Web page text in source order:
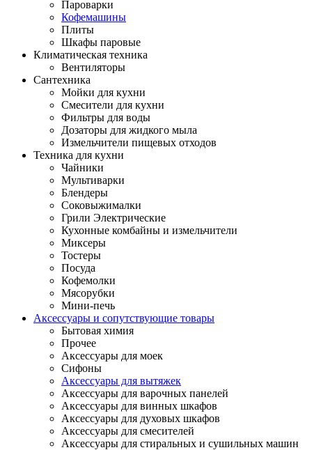
Пароварки
Кофемашины
Плиты
Шкафы паровые
Климатическая техника
Вентиляторы
Сантехника
Мойки для кухни
Смесители для кухни
Фильтры для воды
Дозаторы для жидкого мыла
Измельчители пищевых отходов
Техника для кухни
Чайники
Мультиварки
Блендеры
Соковыжималки
Грили Электрические
Кухонные комбайны и измельчители
Миксеры
Тостеры
Посуда
Кофемолки
Мясорубки
Мини-печь
Аксессуары и сопутствующие товары
Бытовая химия
Прочее
Аксессуары для моек
Сифоны
Аксессуары для вытяжек
Аксессуары для варочных панелей
Аксессуары для винных шкафов
Аксессуары для духовых шкафов
Аксессуары для смесителей
Аксессуары для стиральных и сушильных машин